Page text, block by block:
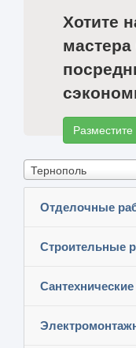
Хотите
мастера
Тернополь
Отделочные
Строительные